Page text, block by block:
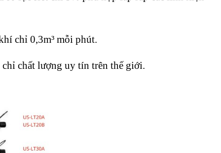
chỉ 0,3m³ mỗi phút.
chất lượng uy tín trên thế giới.